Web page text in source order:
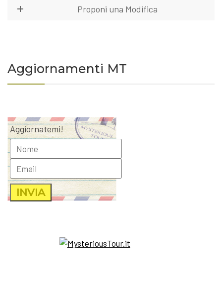
Proponi una Modifica
Aggiornamenti MT
Aggiornatemi!